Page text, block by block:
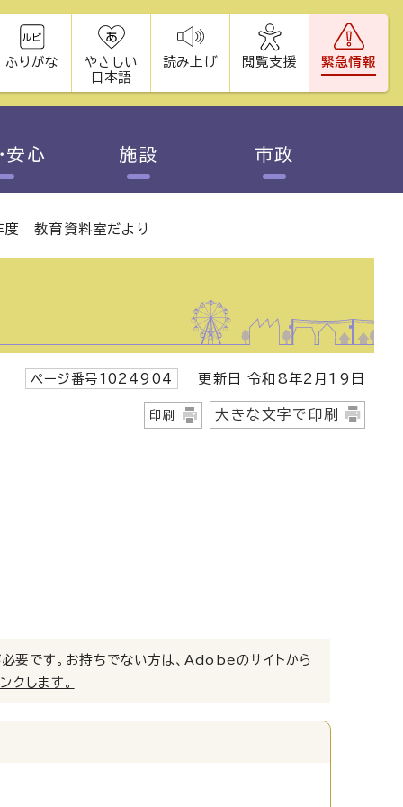
ふりがな
やさしい
日本語
読み上げ 閲覧支援 緊急情報
安心 施設 市政
度 教育資料室だより
ページ番号1024904 更新日 令和8年2月19日
印刷 大きな文字で印刷
要です。お持ちでない方は、Adobeのサイトから
クします。